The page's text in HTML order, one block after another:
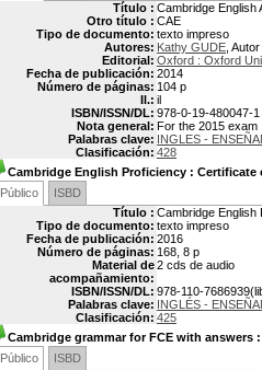
Título : Cambridge
Otro título : CAE
Tipo de documento: texto impreso
Autores: Kathy GUDE , Autor
Editorial: Oxford : Oxford
Fecha de publicación: 2014
Número de páginas: 104 p
Il.: il
ISBN/ISSN/DL: 978-0-19-480047-1
Nota general: For the 2015 exam
Palabras clave: INGLES -
Clasificación: 428
Cambridge English Proficiency : Certificate
Público
ISBD
Título : Cambridge English
Tipo de documento: texto impreso
Fecha de publicación: 2016
Número de páginas: 168, 8 p
Material de
acompañamiento:
2 cds de audio
ISBN/ISSN/DL: 978-110-
Palabras clave: INGLÉS -
Clasificación: 425
Cambridge grammar for FCE with answers
Público
ISBD